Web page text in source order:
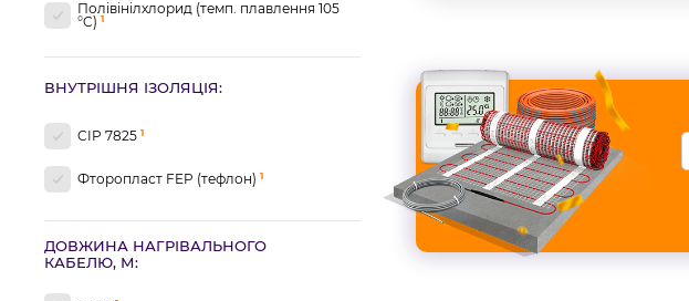
Полівінілхлорид (темп. плавлення 105
°C) 1
ВНУТРІШНЯ ІЗОЛЯЦІЯ:
CIP 7825 1
Фторопласт FEP (тефлон) 1
ДОВЖИНА НАГРІВАЛЬНОГО
КАБЕЛЮ, М: